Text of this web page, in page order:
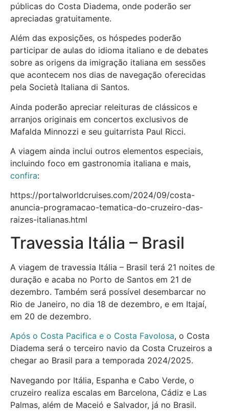
públicas do Costa Diadema, onde poderão ser
apreciadas gratuitamente.
Além das exposições, os hóspedes poderão
participar de aulas do idioma italiano e de debates
sobre as origens da imigração italiana em sessões
que acontecem nos dias de navegação oferecidas
pela Società Italiana di Santos.
Ainda poderão apreciar releituras de clássicos e
arranjos originais em concertos exclusivos de
Mafalda Minnozzi e seu guitarrista Paul Ricci.
A viagem ainda inclui outros elementos especiais,
incluindo foco em gastronomia italiana e mais,
confira:
https://portalworldcruises.com/2024/09/costa-
anuncia-programacao-tematica-do-cruzeiro-das-
raizes-italianas.html
Travessia Itália – Brasil
A viagem de travessia Itália – Brasil terá 21 noites de
duração e acaba no Porto de Santos em 21 de
dezembro. Também será possível desembarcar no
Rio de Janeiro, no dia 18 de dezembro, e em Itajaí,
em 20 de dezembro.
Após o Costa Pacifica e o Costa Favolosa, o Costa
Diadema será o terceiro navio da Costa Cruzeiros a
chegar ao Brasil para a temporada 2024/2025.
Navegando por Itália, Espanha e Cabo Verde, o
cruzeiro realiza escalas em Barcelona, Cádiz e Las
Palmas, além de Maceió e Salvador, já no Brasil.